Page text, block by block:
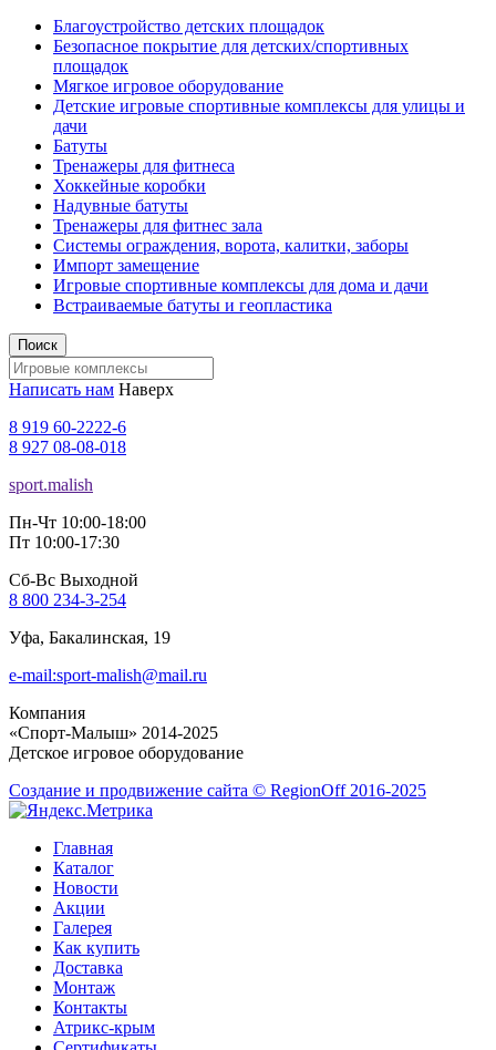
Благоустройство детских площадок
Безопасное покрытие для детских/спортивных
площадок
Мягкое игровое оборудование
Детские игровые спортивные комплексы для улицы и
дачи
Батуты
Тренажеры для фитнеса
Хоккейные коробки
Надувные батуты
Тренажеры для фитнес зала
Системы ограждения, ворота, калитки, заборы
Импорт замещение
Игровые спортивные комплексы для дома и дачи
Встраиваемые батуты и геопластика
Поиск
Написать нам Наверх
8 919 60-2222-6
8 927 08-08-018
sport.malish
Пн-Чт 10:00-18:00
Пт 10:00-17:30
Сб-Вс Выходной
8 800 234-3-254
Уфа, Бакалинская, 19
e-mail:sport-malish@mail.ru
Компания
«Спорт-Малыш» 2014-2025
Детское игровое оборудование
Создание и продвижение сайта © RegionOff 2016-2025
Главная
Каталог
Новости
Акции
Галерея
Как купить
Доставка
Монтаж
Контакты
Атрикс-крым